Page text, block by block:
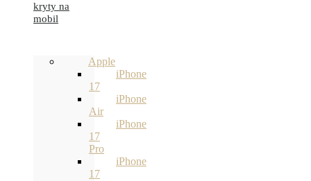
kryty na
mobil
Apple
iPhone
17
iPhone
Air
iPhone
17
Pro
iPhone
17